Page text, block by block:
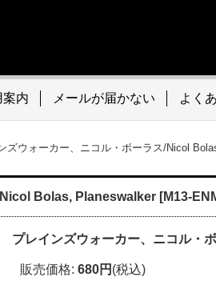
案内 メールが届かない よく
ズウォーカー、ニコル・ボーラス/Nicol
Bolas, Planeswalker [M13-
プレインズウォーカー、ニコル・
販売価格: 680円 (税込)